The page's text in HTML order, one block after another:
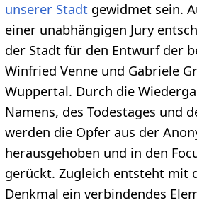
unserer Stadtgewidmet sein.
einer unabhängigen Jury
der Stadt für den Entwurf der
Winfried Venne und Gabriele
Wuppertal. Durch die
Namens, des Todestages und
werden die Opfer aus der
herausgehoben und in den
gerückt. Zugleich entsteht mit
Denkmal ein verbindendes